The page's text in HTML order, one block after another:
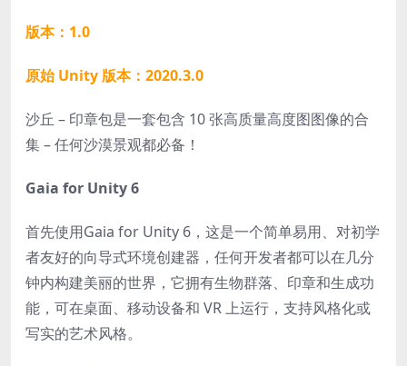
版本：1.0
原始 Unity 版本：2020.3.0
沙丘 – 印章包是一套包含 10 张高质量高度图图像的合
集 – 任何沙漠景观都必备！
Gaia for Unity 6
首先使用Gaia for Unity 6 ，这是一个简单易用、对初学
者友好的向导式环境创建器，任何开发者都可以在几分
钟内构建美丽的世界，它拥有生物群落、印章和生成功
能，可在桌面、移动设备和 VR 上运行，支持风格化或
写实的艺术风格。